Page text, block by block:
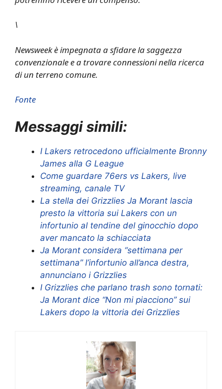
\
Newsweek è impegnata a sfidare la saggezza
convenzionale e a trovare connessioni nella ricerca
di un terreno comune.
Fonte
Messaggi simili:
I Lakers retrocedono ufficialmente Bronny
James alla G League
Come guardare 76ers vs Lakers, live
streaming, canale TV
La stella dei Grizzlies Ja Morant lascia
presto la vittoria sui Lakers con un
infortunio al tendine del ginocchio dopo
aver mancato la schiacciata
Ja Morant considera “settimana per
settimana” l’infortunio all’anca destra,
annunciano i Grizzlies
I Grizzlies che parlano trash sono tornati:
Ja Morant dice “Non mi piacciono” sui
Lakers dopo la vittoria dei Grizzlies